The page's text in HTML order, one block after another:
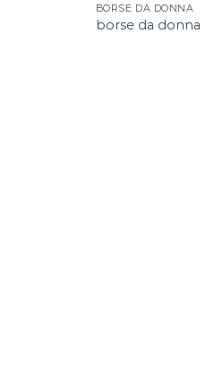
BORSE DA DONNA
borse da donna